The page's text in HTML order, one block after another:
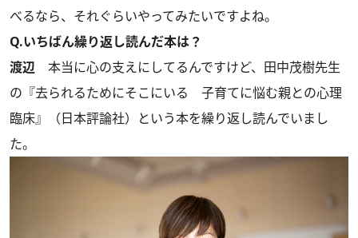
べるなら、それぐらいやってみたいですよね。
Q.いちばん繰り返し読んだ本は？
渡辺 本当に心の支えにしてるんですけど、田中茂樹先生
の『去られるためにそこにいる 子育てに悩む親との心理
臨床』（日本評論社）という本を繰り返し読んでいまし
た。